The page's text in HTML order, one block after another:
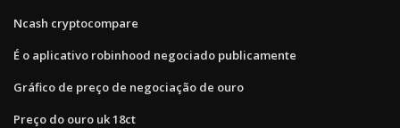
Ncash cryptocompare
É o aplicativo robinhood negociado publicamente
Gráfico de preço de negociação de ouro
Preço do ouro uk 18ct